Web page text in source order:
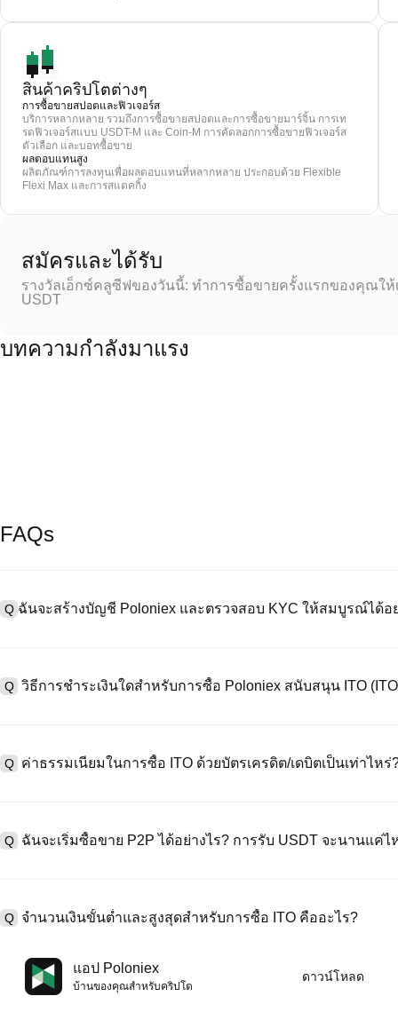
สินค้าคริปโตต่างๆ
การซื้อขายสปอตและฟิวเจอร์ส
บริการหลากหลาย รวมถึงการซื้อขายสปอตและการซื้อขายมาร์จิ้น การเท
รดฟิวเจอร์สแบบ USDT-M และ Coin-M การคัดลอกการซื้อขายฟิวเจอร์ส
ตัวเลือก และบอทซื้อขาย
ผลตอบแทนสูง
ผลิตภัณฑ์การลงทุนเพื่อผลตอบแทนที่หลากหลาย ประกอบด้วย Flexible
Flexi Max และการสแตคกิ้ง
สมัครและได้รับ
รางวัลเอ็กซ์คลูซีฟของวันนี้: ทำการซื้อขายครั้งแรกของคุณใ
USDT
บทความกำลังมาแรง
FAQs
Q ฉันจะสร้างบัญชี Poloniex และตรวจสอบ KYC ให้สมบูรณ์ได้อ
"ความปลอดภัย" อัปโหลดเอกสาร Id ที่ถูกต้องของคุณ และถ่ายเซลฟี่เ
Q วิธีการชำระเงินใดสำหรับการซื้อ Poloniex สนับสนุน ITO
ซื้อขาย OTC สำหรับธุรกรรมขนาดใหญ่เกิน 100,000 USD พร้อมใบเสนอ
Q ค่าธรรมเนียมในการซื้อ ITO ด้วยบัตรเครดิต/เดบิตเป็นเท่าไหร่
การซื้อขายแบบสปอตมาตรฐาน (ต่ำถึง 0.05%) ใช้กับการซื้อขาย ITO/
Q ฉันจะเริ่มซื้อขาย P2P ได้อย่างไร? การรับ USDT จะนานแค่ไ
กับวิธีการชำระเงินและเวลาตอบสนองของผู้ขาย
Q จำนวนเงินขั้นต่ำและสูงสุดสำหรับการซื้อ ITO คืออะไร?
ขีดจำกัดขั้นต่ำและสูงสุดแตกต่างกันขึ้นอยู่กับวิธีการซื้อและระดับการ
ดอลลาร์โดยสูงสุดขึ้นอยู่กับผู้ให้บริการ ผู้ขาย P2P ส่วนใหญ่มีข้อกำหนดก
มัดจำขั้นต่ำ 100 ดอลลาร์ คุณสามารถตรวจสอบแต่ละหน้าสำหรับขีดจำกั
แอป Poloniex
บ้านของคุณสําหรับคริปโต
ดาวน์โหลด